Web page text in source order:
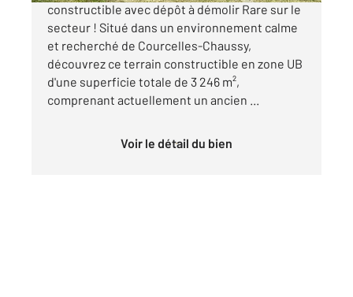
constructible avec dépôt à démolir Rare sur le
secteur ! Situé dans un environnement calme
et recherché de Courcelles-Chaussy,
découvrez ce terrain constructible en zone UB
d'une superficie totale de 3 246 m²,
comprenant actuellement un ancien ...
Voir le détail du bien